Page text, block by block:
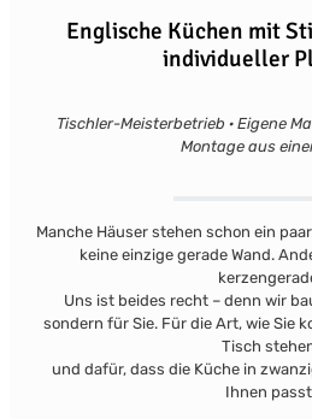
Englische Küchen mit
individueller
Tischler-Meisterbetrieb · Eigene
Montage aus
Manche Häuser stehen schon ein
keine einzige gerade Wand.
Uns ist beides recht – denn wir
sondern für Sie. Für die Art, wie Sie
Tisch
und dafür, dass die Küche in
Ihnen